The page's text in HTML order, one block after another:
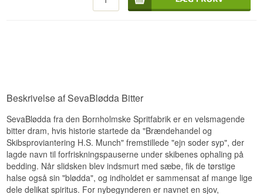
Destilleri: Den Bornholmske Spritfabrik
Beskrivelse af SevaBlødda Bitter
SevaBlødda fra den Bornholmske Spritfabrik er en velsmagende
bitter dram, hvis historie startede da "Brændehandel og
Skibsproviantering H.S. Munch" fremstillede "ejn soder syp", der
lagde navn til forfriskningspauserne under skibenes ophaling på
bedding. Når slidsken blev indsmurt med sæbe, fik de tørstige
halse også sin "blødda", og indholdet er sammensat af mange lige
dele delikat spiritus. For nybegynderen er navnet en sjov,